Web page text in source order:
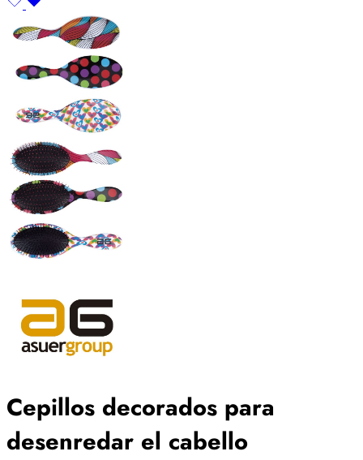
Cepillos decorados para
desenredar el cabello